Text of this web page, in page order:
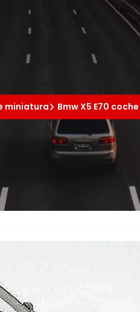
miniatura Bmw X5 E70